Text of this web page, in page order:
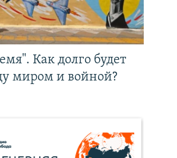
Как долго будет
миром и войной?